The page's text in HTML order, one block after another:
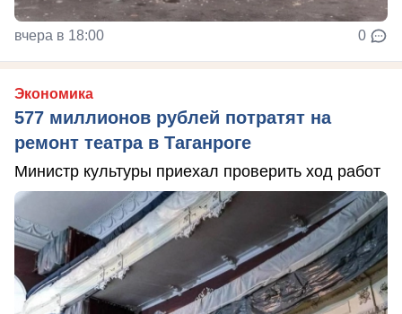
вчера в 18:00 0
Экономика
577 миллионов рублей потратят на
ремонт театра в Таганроге
Министр культуры приехал проверить ход работ